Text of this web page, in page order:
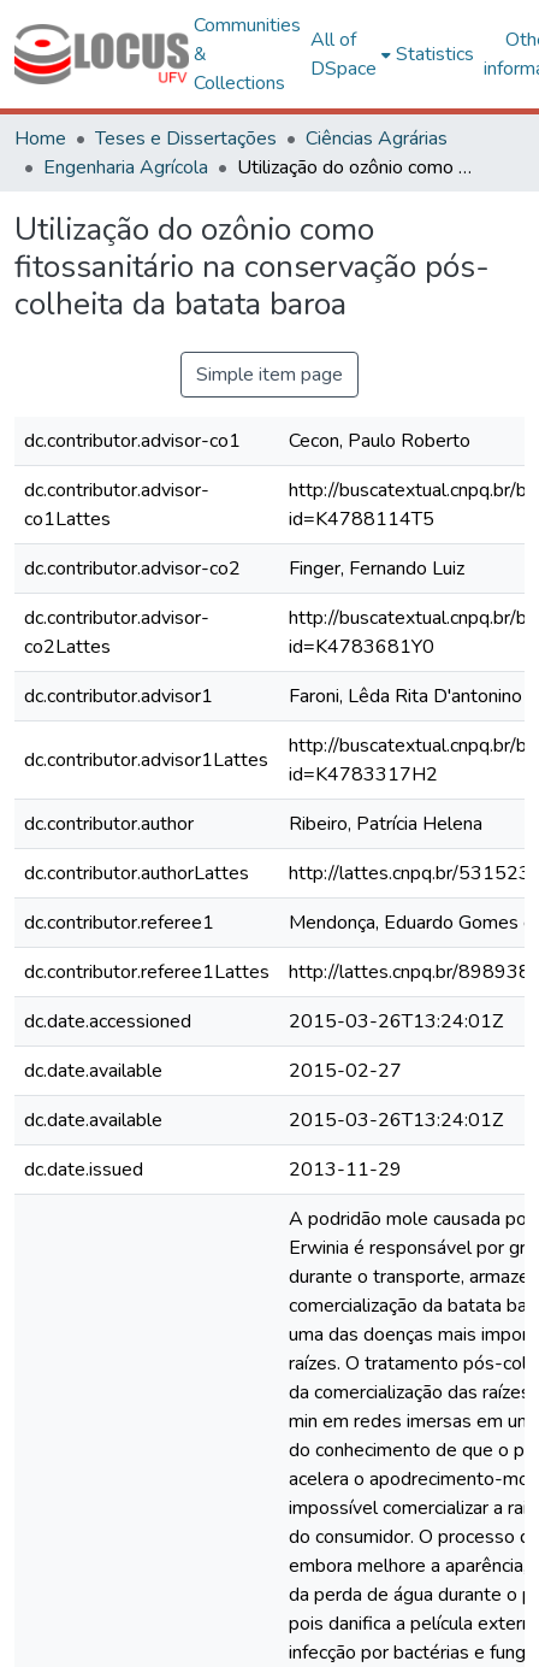
Communities
&
Collections
All of
DSpace
Statistics
Home Teses e Dissertações
Ciências Agrárias
Engenharia Agrícola
Utilização do ozônio como fitossanitário na conservação pós-colheita da batata baroa
Utilização do ozônio como
fitossanitário na conservação pós-
colheita da batata baroa
Simple item page
dc.contributor.advisor-co1
Cecon, Paulo Roberto
dc.contributor.advisor-
co1Lattes
http://buscatextual.cnpq.br/
id=K4788114T5
dc.contributor.advisor-co2
Finger, Fernando Luiz
dc.contributor.advisor-
co2Lattes
http://buscatextual.cnpq.br/
id=K4783681Y0
dc.contributor.advisor1
Faroni, Lêda Rita D'antonino
dc.contributor.advisor1Lattes
http://buscatextual.cnpq.br/
id=K4783317H2
dc.contributor.author
Ribeiro, Patrícia Helena
dc.contributor.authorLattes
http://lattes.cnpq.br/
dc.contributor.referee1
Mendonça, Eduardo Gomes
dc.contributor.referee1Lattes
http://lattes.cnpq.br/
dc.date.accessioned
2015-03-26T13:24:01Z
dc.date.available
2015-02-27
dc.date.available
2015-03-26T13:24:01Z
dc.date.issued
2013-11-29
A podridão mole causada
Erwinia é responsável por
durante o transporte,
comercialização da batata
uma das doenças mais
raízes. O tratamento pós-
da comercialização das
min em redes imersas em
do conhecimento de que o
acelera o apodrecimento-
impossível comercializar a
do consumidor. O processo
embora melhore a aparência,
da perda de água durante o
pois danifica a película
infecção por bactérias e